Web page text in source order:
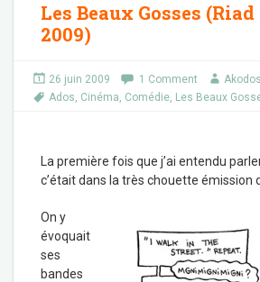
Les Beaux Gosses
2009)
26 juin 2009 1 Comment
Ados, Cinéma, Comédie, Les Beaux
La première fois que j’ai entendu
c’était dans la très chouette émission
On y
évoquait
ses
bandes